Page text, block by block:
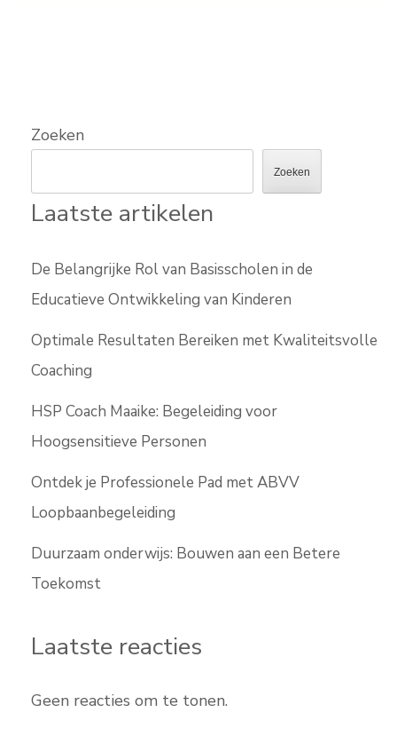
Zoeken
Zoeken
Laatste artikelen
De Belangrijke Rol van Basisscholen in de
Educatieve Ontwikkeling van Kinderen
Optimale Resultaten Bereiken met Kwaliteitsvolle
Coaching
HSP Coach Maaike: Begeleiding voor
Hoogsensitieve Personen
Ontdek je Professionele Pad met ABVV
Loopbaanbegeleiding
Duurzaam onderwijs: Bouwen aan een Betere
Toekomst
Laatste reacties
Geen reacties om te tonen.